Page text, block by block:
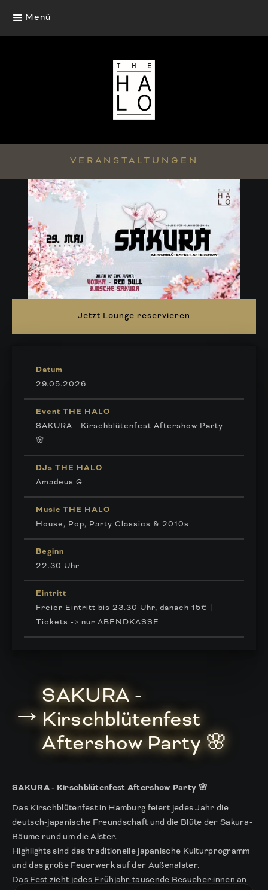
Menü
VERANSTALTUNGEN
Jetzt Lounge reservieren
Datum
29.05.2026
Event THE HALO
SAKURA - Kirschblütenfest Aftershow Party
🌸
DJs THE HALO
Amadeus G
Music THE HALO
House, Pop, Party Classics & 2010s
Beginn
22.30 Uhr
Eintritt
Freier Eintritt bis 23.30 Uhr, danach 15€ |
Tickets -> nur ABENDKASSE
→
SAKURA -
Kirschblütenfest
Aftershow Party 🌸
SAKURA - Kirschblütenfest Aftershow Party 🌸
Das Kirschblütenfest in Hamburg feiert jedes Jahr die
deutsch-japanische Freundschaft und die Blüte der Sakura-
Bäume rund um die Alster.
Highlights sind das traditionelle japanische Kulturprogramm
und das große Feuerwerk auf der Außenalster.
Das Fest zieht jedes Frühjahr tausende Besucher:innen an